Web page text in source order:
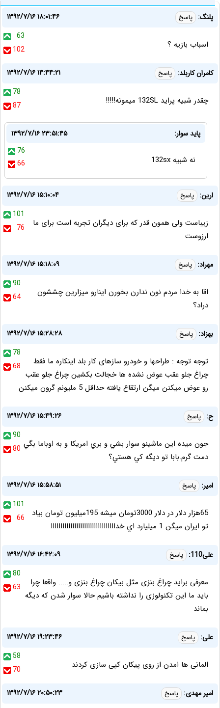
پلنگ: پاسخ
۱۳۹۲/۷/۱۶ ۱۸:۰۱:۴۶
63
102
اسباب بازیه ؟
کامران کاربلد: پاسخ
۱۳۹۲/۷/۱۶ ۱۴:۴۴:۲۱
78
87
چقدر شبیه پراید 132SL میمونه!!!!!
پاید سوار:
۱۳۹۲/۷/۱۶ ۲۳:۵۱:۴۵
76
66
نه شبیه 132sx
ارین: پاسخ
۱۳۹۲/۷/۱۶ ۱۵:۱۰:۰۴
101
76
زیباست ولی همون قدر که برای دیگران تجربه است برای ما
ارزوست
مهراد: پاسخ
۱۳۹۲/۷/۱۶ ۱۵:۱۸:۰۹
90
64
اقا به خدا مردم نون ندارن بخورن اينارو ميزارين چششون
دراد؟
بهزاد: پاسخ
۱۳۹۲/۷/۱۶ ۱۵:۲۸:۲۸
78
68
توجه توجه : طراحها و خودرو سازهای کار بلد اینکاره ما فقط
چراغ جلو عقب عوض نشده ها خجالت بکشین چراغ جلو عقب
رو عوض میکنن میگن ارتقاع یافته حداقل 5 ملیونم گرون میکنن
ح: پاسخ
۱۳۹۲/۷/۱۶ ۱۵:۴۹:۲۶
90
80 جون ميده اين ماشينو سوار بشي و بري امريکا و به اوباما بگي
دمت گرم.بابا تو ديگه کي هستي؟
امير: پاسخ
۱۳۹۲/۷/۱۶ ۱۵:۵۸:۵۱
101
66
65هزار دلار در دلار 3000تومان ميشه 195ميليون تومان بياد
تو ايران ميگن 1 ميليارد اي خدااااااااااااااااااااااااااااااااا
علی110: پاسخ
۱۳۹۲/۷/۱۶ ۱۶:۴۲:۰۹
80
63
معرفی براید چراغ بنزی مثل بیکان چراغ بنزی و..... واقعا چرا
باید ما این تکنولوزی را نداشته باشیم حالا سوار شدن که دیگه
بماند
علی: پاسخ
۱۳۹۲/۷/۱۶ ۱۹:۲۳:۴۶
58
70
المانی ها امدن از روی پیکان کپی سازی کردند
امیر مهدی: پاسخ
۱۳۹۲/۷/۱۶ ۲۰:۵۰:۲۳